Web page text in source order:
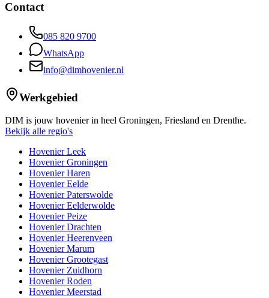
Contact
085 820 9700
WhatsApp
info@dimhovenier.nl
Werkgebied
DIM is jouw hovenier in heel Groningen, Friesland en Drenthe.
Bekijk alle regio's
Hovenier Leek
Hovenier Groningen
Hovenier Haren
Hovenier Eelde
Hovenier Paterswolde
Hovenier Eelderwolde
Hovenier Peize
Hovenier Drachten
Hovenier Heerenveen
Hovenier Marum
Hovenier Grootegast
Hovenier Zuidhorn
Hovenier Roden
Hovenier Meerstad